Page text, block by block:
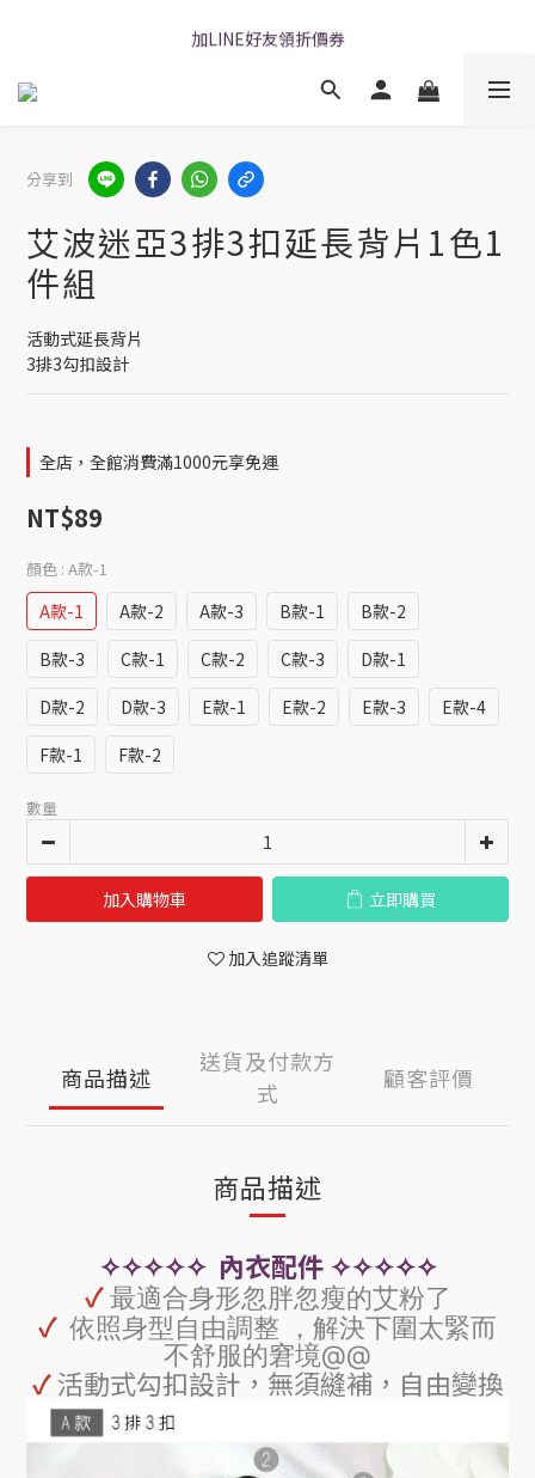
加LINE好友領折價券
加LINE好友領折價券
每周二19:00超ㄎㄧㄤ直播!快來聊天
分享到
艾波迷亞3排3扣延長背片1色1
件組
活動式延長背片
3排3勾扣設計
全店，全館消費滿1000元享免運
NT$89
顏色 : A款-1
A款-1 A款-2 A款-3 B款-1
B款-2
B款-3
C款-1 C款-2 C款-3
D款-1
D款-2
D款-3 E款-1 E款-2 E款-3
E款-4
F款-1
F款-2
數量
加入購物車 立即購買
加入追蹤清單
商品描述
送貨及付款方
式
顧客評價
商品描述
✧✧✧✧✧ 內衣配件 ✧✧✧✧✧
✓最適合身形忽胖忽瘦的艾粉了
✓ 依照身型自由調整 ，解決下圍太緊而
不舒服的窘境@@
✓活動式勾扣設計，無須縫補，自由變換